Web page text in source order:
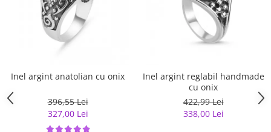
Inel argint anatolian cu onix
396,55 Lei
327,00 Lei
Inel argint reglabil handmade
cu onix
422,99 Lei
338,00 Lei